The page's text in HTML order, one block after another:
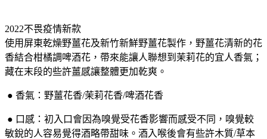
2022不畏疫情新款
使用屏東乾燥野薑花及新竹新鮮野薑花製作，野薑花清新的花
香結合柑橘調啤酒花， 帶來能讓人聯想到茉莉花的宜人香氣 ；
藏在末段的些許薑感讓整體更加乾爽。
● 香氣：野薑花香/茉莉花香/啤酒花香
● 口感：初入口會因為嗅覺受花香影響而感受不同，嗅覺較
敏銳的人容易覺得酒略帶甜味。 酒入喉後會有些許木質/草本